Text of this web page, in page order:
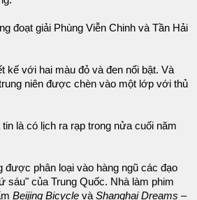
đoạt giải Phùng Viễn Chinh và Tần Hải
kế với hai màu đỏ và đen nổi bật. Và
niên được chèn vào một lớp với thủ
là có lịch ra rạp trong nửa cuối năm
phân loại vào hàng ngũ các đạo
sáu" của Trung Quốc. Nhà làm phim
Beijing Bicycle vàShanghai Dreams –